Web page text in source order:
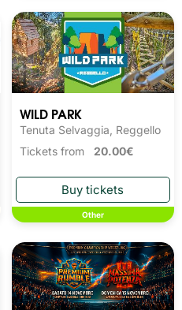
WILD PARK
Tenuta Selvaggia, Reggello
Tickets from 20.00€
Other